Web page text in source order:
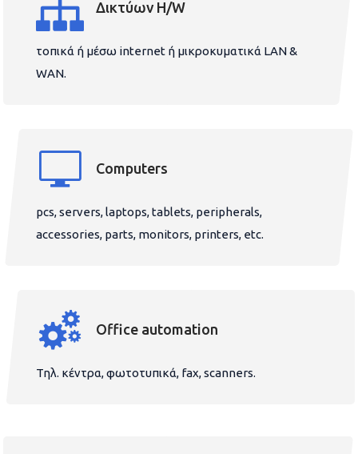
Δικτύων H/W
τοπικά ή μέσω internet ή μικροκυματικά LAN &
WAN.
Computers
pcs, servers, laptops, tablets, peripherals,
accessories, parts, monitors, printers, etc.
Office automation
Τηλ. κέντρα, φωτοτυπικά, fax, scanners.